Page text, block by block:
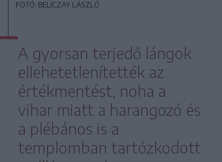
FOTÓ: BELICZAY LÁSZLÓ
A gyorsan terjedő lángok
ellehetetlenítették az
értékmentést, noha a
vihar miatt a harangozó és
a plébános is a
templomban tartózkodott